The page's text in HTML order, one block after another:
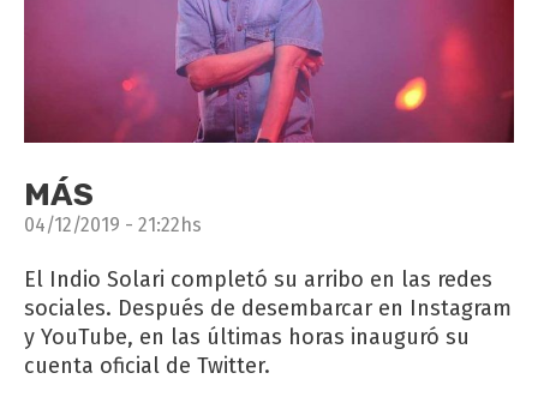
MÁS
04/12/2019 - 21:22hs
El Indio Solari completó su arribo en las redes
sociales. Después de desembarcar en Instagram
y YouTube, en las últimas horas inauguró su
cuenta oficial de Twitter.